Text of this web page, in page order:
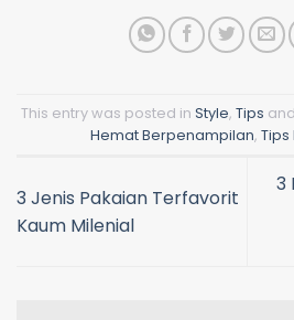
This entry was posted in Style, Tips
Hemat Berpenampilan, Tips
3 Jenis Pakaian Terfavorit
Kaum Milenial
3